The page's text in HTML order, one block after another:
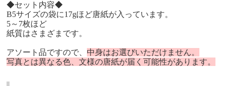
◆セット内容◆
B5サイズの袋に17gほど唐紙が入っています。
5～7枚ほど
紙質はさまざまです。
アソート品ですので、 中身はお選びいただけません。
写真とは異なる色、文様の唐紙が届く可能性があります。